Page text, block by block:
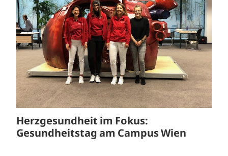
Herzgesundheit im Fokus:
Gesundheitstag am Campus Wien